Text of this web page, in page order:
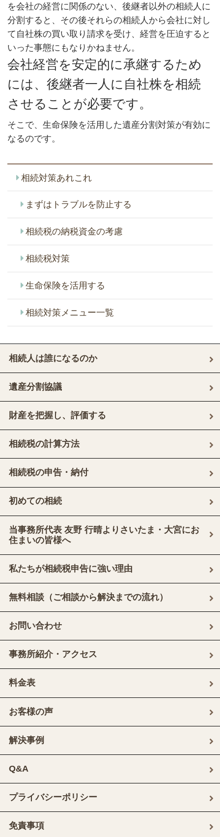
を会社の経営に関係のない、後継者以外の相続人に
分割すると、その後それらの相続人から会社に対し
て自社株の買い取り請求を受け、経営を圧迫すると
いった事態にもなりかねません。
会社経営を安定的に承継するため
には、後継者一人に自社株を相続
させることが必要です。
そこで、生命保険を活用した遺産分割対策が有効に
なるのです。
相続対策あれこれ
まずはトラブルを防止する
相続税の納税資金の考慮
相続税対策
生命保険を活用する
相続対策メニュー一覧
相続人は誰になるのか
遺産分割協議
財産を把握し、評価する
相続税の計算方法
相続税の申告・納付
初めての相続
当事務所代表 友野 行晴よりさいたま・大宮にお
住まいの皆様へ
私たちが相続税申告に強い理由
無料相談（ご相談から解決までの流れ）
お問い合わせ
事務所紹介・アクセス
料金表
お客様の声
解決事例
Q&A
プライバシーポリシー
免責事項